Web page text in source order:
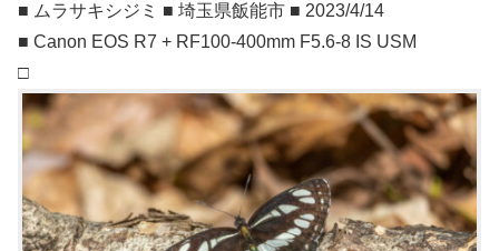
■ ムラサキシジミ ■ 埼玉県飯能市 ■ 2023/4/14
■ Canon EOS R7 + RF100-400mm F5.6-8 IS USM
□